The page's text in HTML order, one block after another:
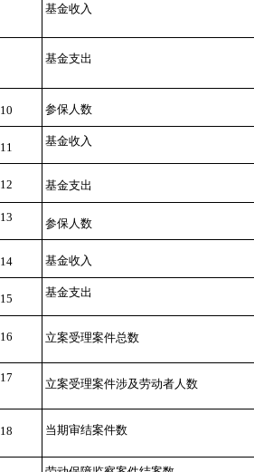
基金收入
基金支出
10 参保人数
11 基金收入
12 基金支出
13 参保人数
14 基金收入
15 基金支出
16 立案受理案件总数
17 立案受理案件涉及劳动者人数
18 当期审结案件数